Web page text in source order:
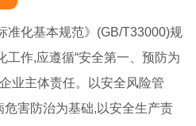
准化基本规范》(GB/T33000)规
工作,应遵循“安全第一、预防为
业主体责任。以安全风险管
害防治为基础,以安全生产责